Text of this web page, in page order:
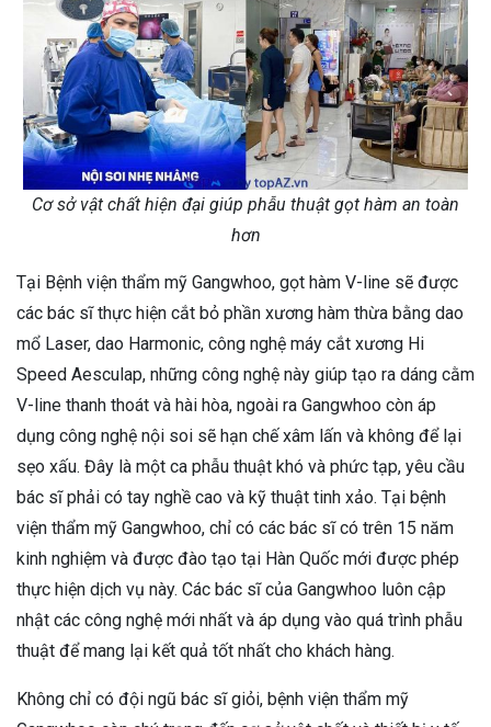
Cơ sở vật chất hiện đại giúp phẫu thuật gọt hàm an toàn
hơn
Tại Bệnh viện thẩm mỹ Gangwhoo, gọt hàm V-line sẽ được
các bác sĩ thực hiện cắt bỏ phần xương hàm thừa bằng dao
mổ Laser, dao Harmonic, công nghệ máy cắt xương Hi
Speed Aesculap, những công nghệ này giúp tạo ra dáng cằm
V-line thanh thoát và hài hòa, ngoài ra Gangwhoo còn áp
dụng công nghệ nội soi sẽ hạn chế xâm lấn và không để lại
sẹo xấu. Đây là một ca phẫu thuật khó và phức tạp, yêu cầu
bác sĩ phải có tay nghề cao và kỹ thuật tinh xảo. Tại bệnh
viện thẩm mỹ Gangwhoo, chỉ có các bác sĩ có trên 15 năm
kinh nghiệm và được đào tạo tại Hàn Quốc mới được phép
thực hiện dịch vụ này. Các bác sĩ của Gangwhoo luôn cập
nhật các công nghệ mới nhất và áp dụng vào quá trình phẫu
thuật để mang lại kết quả tốt nhất cho khách hàng.
Không chỉ có đội ngũ bác sĩ giỏi, bệnh viện thẩm mỹ